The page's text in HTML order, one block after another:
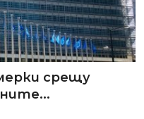
срещу